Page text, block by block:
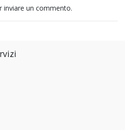
inviare un commento.